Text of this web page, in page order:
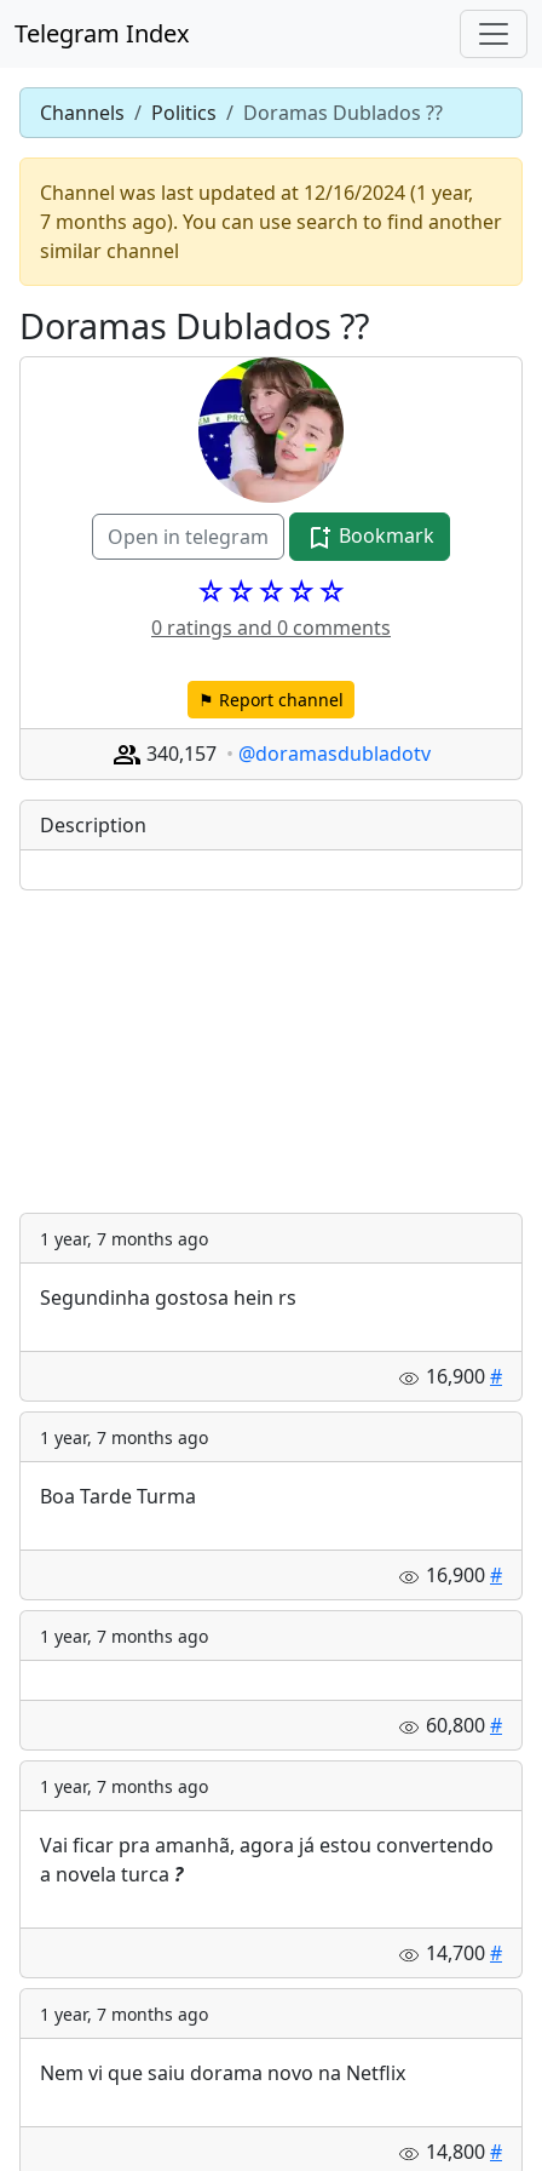
Telegram Index
Channels Politics Doramas Dublados ??
Channel was last updated at 12/16/2024 (1 year,
7 months ago). You can use search to find another
similar channel
Doramas Dublados ??
Open in telegram Bookmark
☆☆☆☆☆
0 ratings and 0 comments
⚑ Report channel
340,157 @doramasdubladotv
Description
1 year, 7 months ago
Segundinha gostosa hein rs
16,900#
1 year, 7 months ago
Boa Tarde Turma
16,900#
1 year, 7 months ago
60,800#
1 year, 7 months ago
Vai ficar pra amanhã, agora já estou convertendo
a novela turca ?
14,700#
1 year, 7 months ago
Nem vi que saiu dorama novo na Netflix
14,800#